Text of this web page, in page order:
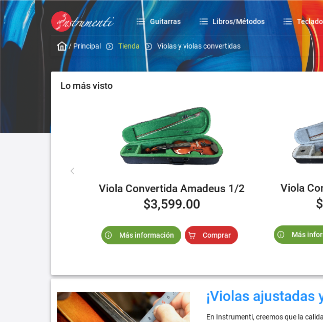
Guitarras Libros/Métodos
/ Principal Tienda Violas y violas convertidas
Lo más visto
Viola Convertida Amadeus 1/2
$3,599.00
Más información Comprar
Viola
Más
¡Violas ajustadas
En Instrumenti, creemos que la